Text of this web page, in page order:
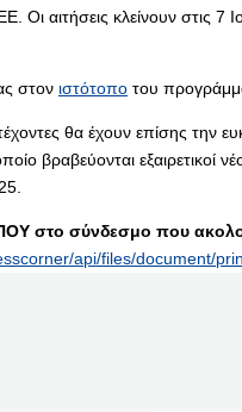
Οι αιτήσεις κλείνουν στις 7
στον ιστότοπο του
θα έχουν επίσης την
βραβεύονται εξαιρετικοί
στο σύνδεσμο που
api/files/document/